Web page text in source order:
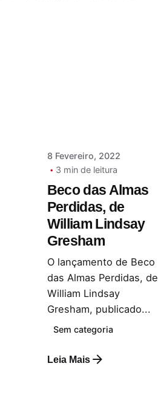
8 Fevereiro, 2022
3 min de leitura
Beco das Almas
Perdidas, de
William Lindsay
Gresham
O lançamento de Beco
das Almas Perdidas, de
William Lindsay
Gresham, publicado...
Sem categoria
Leia Mais